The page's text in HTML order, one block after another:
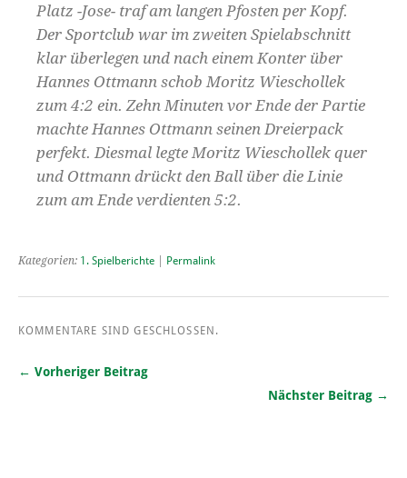
Platz -Jose- traf am langen Pfosten per Kopf.
Der Sportclub war im zweiten Spielabschnitt
klar überlegen und nach einem Konter über
Hannes Ottmann schob Moritz Wieschollek
zum 4:2 ein. Zehn Minuten vor Ende der Partie
machte Hannes Ottmann seinen Dreierpack
perfekt. Diesmal legte Moritz Wieschollek quer
und Ottmann drückt den Ball über die Linie
zum am Ende verdienten 5:2.
Kategorien: 1. Spielberichte Permalink
KOMMENTARE SIND GESCHLOSSEN.
← Vorheriger Beitrag
Nächster Beitrag →